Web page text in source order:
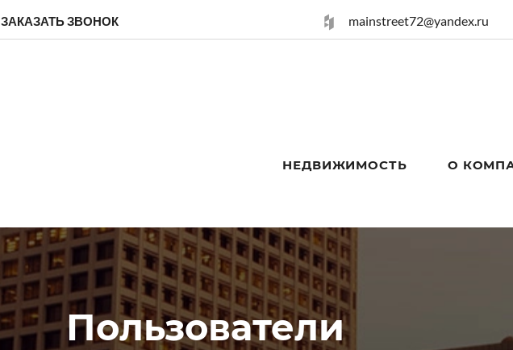
ЗАКАЗАТЬ ЗВОНОК mainstreet72@yandex.ru
НЕДВИЖИМОСТЬ О
Пользователи